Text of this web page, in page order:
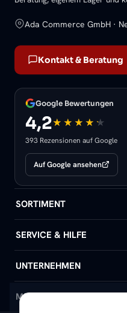
Ada Commerce GmbH ·
Kontakt & Beratung
Google Bewertungen
4,2
393 Rezensionen auf Google
Auf Google ansehen
SORTIMENT
Badheizkörper
Handtuchheizkörper
Design-Heizkörper
SERVICE & HILFE
Hilfe & Kontakt
Versand & Lieferung
UNTERNEHMEN
Wir über uns
MEIN KONTO